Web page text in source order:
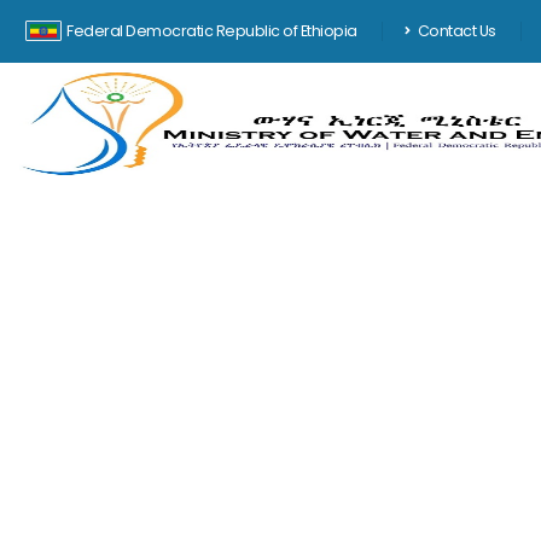
Federal Democratic Republic of Ethiopia Contact Us